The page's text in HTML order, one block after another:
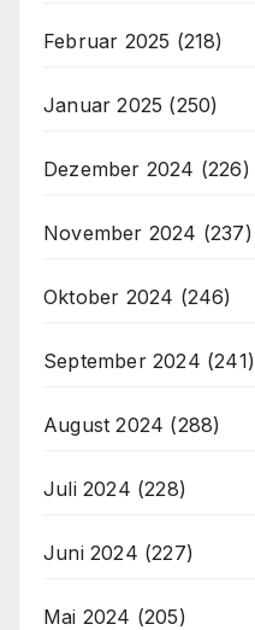
Februar 2025 (218)
Januar 2025 (250)
Dezember 2024 (226)
November 2024 (237)
Oktober 2024 (246)
September 2024 (241)
August 2024 (288)
Juli 2024 (228)
Juni 2024 (227)
Mai 2024 (205)